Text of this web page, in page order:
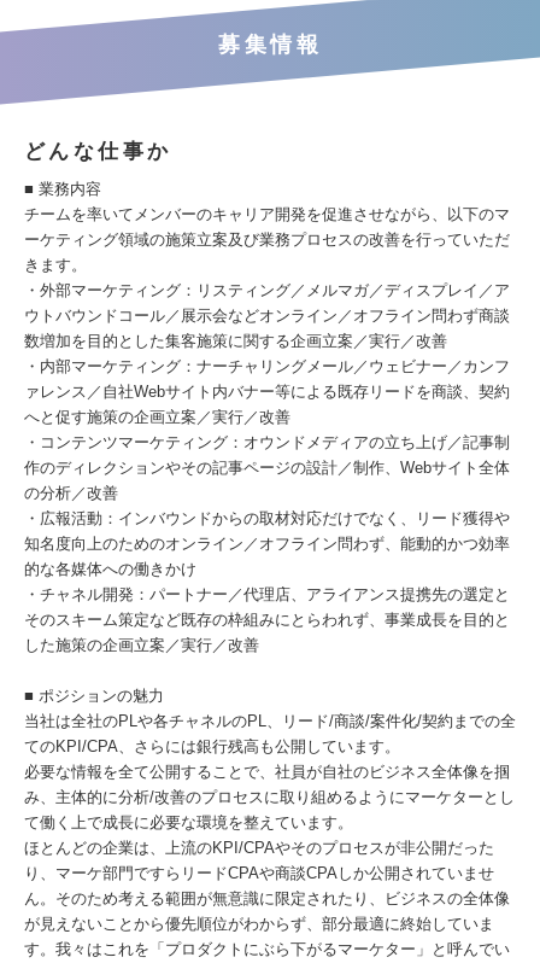
募集情報
どんな仕事か
■ 業務内容
チームを率いてメンバーのキャリア開発を促進させながら、以下のマ
ーケティング領域の施策立案及び業務プロセスの改善を行っていただ
きます。
・外部マーケティング：リスティング／メルマガ／ディスプレイ／ア
ウトバウンドコール／展示会などオンライン／オフライン問わず商談
数増加を目的とした集客施策に関する企画立案／実行／改善
・内部マーケティング：ナーチャリングメール／ウェビナー／カンフ
ァレンス／自社Webサイト内バナー等による既存リードを商談、契約
へと促す施策の企画立案／実行／改善
・コンテンツマーケティング：オウンドメディアの立ち上げ／記事制
作のディレクションやその記事ページの設計／制作、Webサイト全体
の分析／改善
・広報活動：インバウンドからの取材対応だけでなく、リード獲得や
知名度向上のためのオンライン／オフライン問わず、能動的かつ効率
的な各媒体への働きかけ
・チャネル開発：パートナー／代理店、アライアンス提携先の選定と
そのスキーム策定など既存の枠組みにとらわれず、事業成長を目的と
した施策の企画立案／実行／改善
■ ポジションの魅力
当社は全社のPLや各チャネルのPL、リード/商談/案件化/契約までの全
てのKPI/CPA、さらには銀行残高も公開しています。
必要な情報を全て公開することで、社員が自社のビジネス全体像を掴
み、主体的に分析/改善のプロセスに取り組めるようにマーケターとし
て働く上で成長に必要な環境を整えています。
ほとんどの企業は、上流のKPI/CPAやそのプロセスが非公開だった
り、マーケ部門ですらリードCPAや商談CPAしか公開されていませ
ん。そのため考える範囲が無意識に限定されたり、ビジネスの全体像
が見えないことから優先順位がわからず、部分最適に終始していま
す。我々はこれを「プロダクトにぶら下がるマーケター」と呼んでい